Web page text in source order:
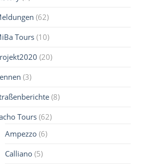
(62)
Tours (10)
(20)
(3)
(8)
Tours (62)
Ampezzo (6)
Calliano (5)